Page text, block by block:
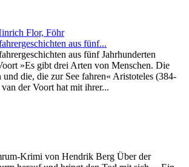
aus fünf...
aus fünf Jahrhunderten
»Es gibt drei Arten von Menschen. Die
und die, die zur See fahren« Aristoteles (384-
der Voort hat mit ihrer...
Krimi von Hendrik Berg Über der